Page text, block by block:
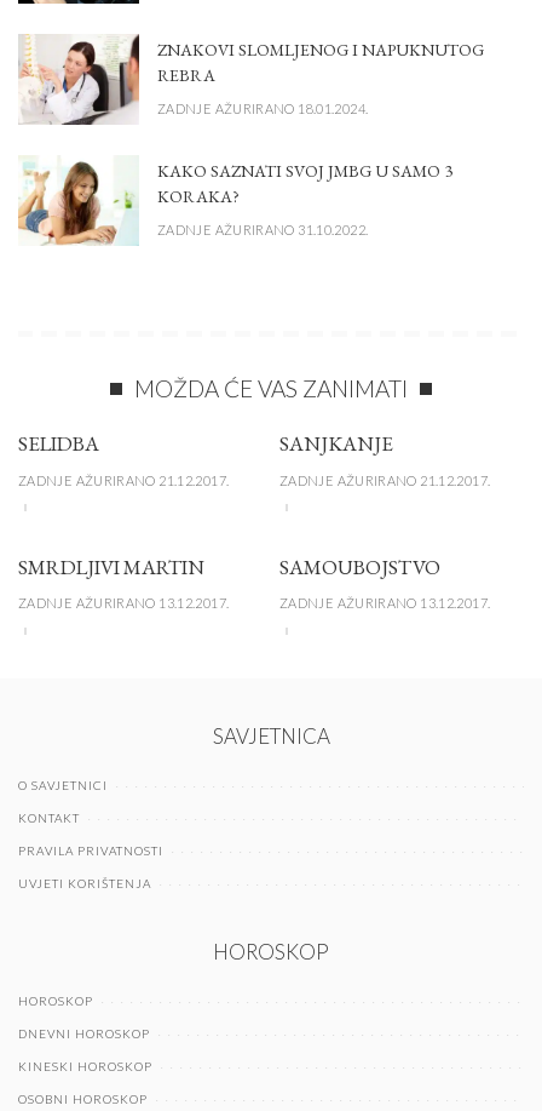
ZNAKOVI SLOMLJENOG I NAPUKNUTOG
REBRA
ZADNJE AŽURIRANO 18.01.2024.
KAKO SAZNATI SVOJ JMBG U SAMO 3
KORAKA?
ZADNJE AŽURIRANO 31.10.2022.
MOŽDA ĆE VAS ZANIMATI
SELIDBA
ZADNJE AŽURIRANO 21.12.2017.
SANJKANJE
ZADNJE AŽURIRANO 21.12.2017.
SMRDLJIVI MARTIN
ZADNJE AŽURIRANO 13.12.2017.
SAMOUBOJSTVO
ZADNJE AŽURIRANO 13.12.2017.
SAVJETNICA
O SAVJETNICI
KONTAKT
PRAVILA PRIVATNOSTI
UVJETI KORIŠTENJA
HOROSKOP
HOROSKOP
DNEVNI HOROSKOP
KINESKI HOROSKOP
OSOBNI HOROSKOP